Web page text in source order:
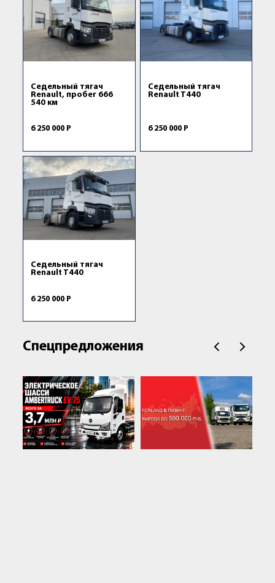
Седельный тягач
Renault, пробег 666
540 км
6 250 000 Р
Седельный тягач
Renault T440
6 250 000 Р
Седельный тягач
Renault T440
6 250 000 Р
Спецпредложения